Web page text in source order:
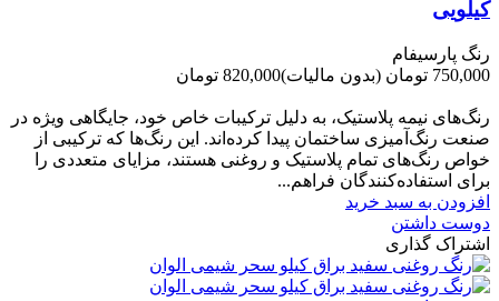
کیلویی
رنگ پارسیفام
750,000 تومان
(بدون مالیات)820,000 تومان
رنگ‌های نیمه پلاستیک، به دلیل ترکیبات خاص خود، جایگاهی ویژه در
صنعت رنگ‌آمیزی ساختمان پیدا کرده‌اند. این رنگ‌ها که ترکیبی از
خواص رنگ‌های تمام پلاستیک و روغنی هستند، مزایای متعددی را
برای استفاده‌کنندگان فراهم...
افزودن به سبد خرید
دوست داشتن
اشتراک گذاری